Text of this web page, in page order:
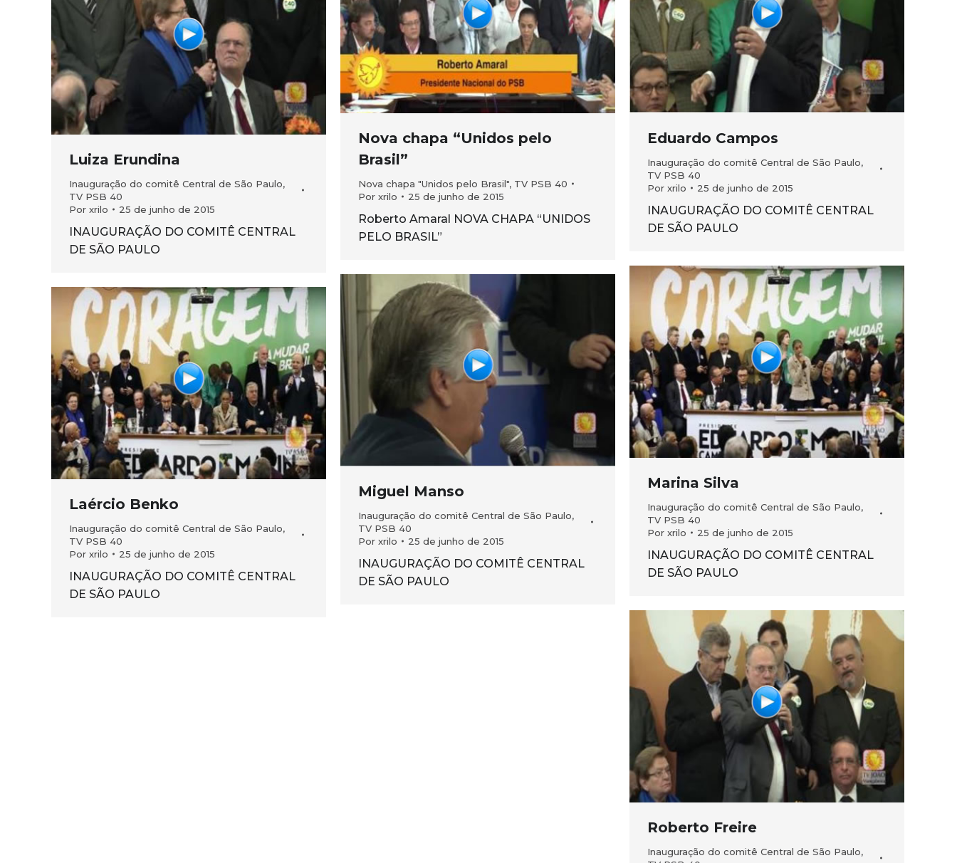
Nova chapa “Unidos pelo
Brasil”
Nova chapa "Unidos pelo Brasil", TV PSB 40
Por xrilo 25 de junho de 2015
Roberto Amaral NOVA CHAPA “UNIDOS
PELO BRASIL”
Eduardo Campos
Inauguração do comitê Central de São Paulo,
TV PSB 40
Por xrilo 25 de junho de 2015
INAUGURAÇÃO DO COMITÊ CENTRAL
DE SÃO PAULO
Luiza Erundina
Inauguração do comitê Central de São Paulo,
TV PSB 40
Por xrilo 25 de junho de 2015
INAUGURAÇÃO DO COMITÊ CENTRAL
DE SÃO PAULO
Marina Silva
Inauguração do comitê Central de São Paulo,
TV PSB 40
Por xrilo 25 de junho de 2015
INAUGURAÇÃO DO COMITÊ CENTRAL
DE SÃO PAULO
Miguel Manso
Inauguração do comitê Central de São Paulo,
TV PSB 40
Por xrilo 25 de junho de 2015
INAUGURAÇÃO DO COMITÊ CENTRAL
DE SÃO PAULO
Laércio Benko
Inauguração do comitê Central de São Paulo,
TV PSB 40
Por xrilo 25 de junho de 2015
INAUGURAÇÃO DO COMITÊ CENTRAL
DE SÃO PAULO
Roberto Freire
Inauguração do comitê Central de São Paulo,